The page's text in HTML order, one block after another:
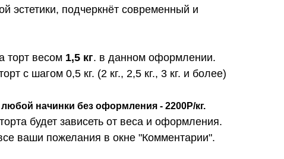
эстетики, подчеркнёт современный и
торт весом 1,5 кг. в данном оформлении.
с шагом 0,5 кг. (2 кг., 2,5 кг., 3 кг. и более)
любой начинки без оформления - 2200Р/кг.
будет зависеть от веса и оформления.
ваши пожелания в окне "Комментарии".